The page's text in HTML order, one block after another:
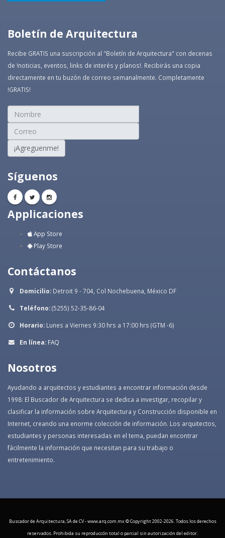
Boletín de Arquitectura
Recibe GRATIS una suscripción al "Boletín de Arquitectura" con decenas
de !noticias, eventos, links de interés y planos!. Recibirás una copia
directamente en tu buzón de correo semanalmente. Completamente
!GRATIS!
¡Agreguenme!
Síguenos
Applicaciones
App Store
Play Store
Contáctanos
Domicilio: Detroit 9 - 704, Col Nochebuena, México DF
Teléfono:(5255) 52-35-86-04
Horario: Lunes a Viernes 9:30 hrs a 17:00 hrs (GTM -6)
En línea: FAQ
Nosotros
Ayudando a arquitectos y estudiantes a encontrar información desde
1998: El Buscador de Arquitectura se dedica a investigar, recopilar y
clasificar la información sobre Arquitectura y Construcción disponible en
Internet, creando una enorme colección de información. Los arquitectos,
estudiantes y personas interesadas en el tema, puedan encontrar
fácilmente la información que necesitan para su trabajo o
entretenimiento.
Buscador de Arquitectura, SA de CV - www.arq.com.mx © Copyright 2002-2026. Todos los derechos
reservados. Prohibida su reproduccón total o parcial sin autorización del editor.